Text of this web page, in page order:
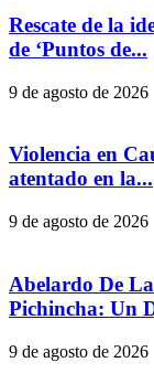
Rescate de la
de ‘Puntos de...
9 de agosto de 2026
Violencia en
atentado en la...
9 de agosto de 2026
Abelardo De
Pichincha: Un
9 de agosto de 2026